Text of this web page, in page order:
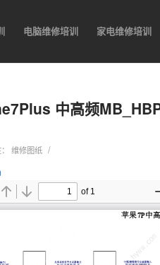
电脑维修培训 家电维修培训
中高频
维修图纸 /